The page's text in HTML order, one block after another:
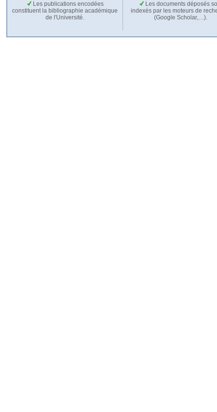
Les publications encodées
constituent la bibliographie académique
de l'Université.
Les documents déposés
indexés par les moteurs de
(Google Scholar,…).